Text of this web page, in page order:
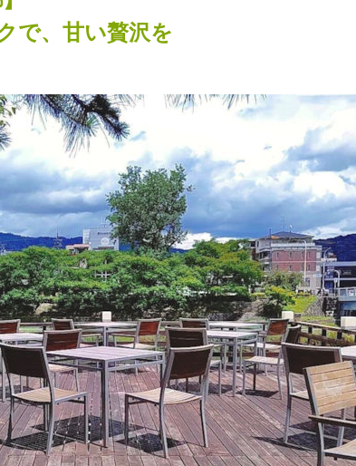
で、甘い贅沢を